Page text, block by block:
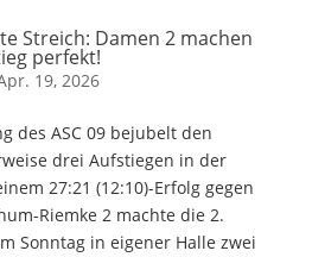
Streich: Damen 2 machen
perfekt!
19, 2026
des ASC 09 bejubelt den
drei Aufstiegen in der
27:21 (12:10)-Erfolg gegen
Riemke 2 machte die 2.
Sonntag in eigener Halle zwei